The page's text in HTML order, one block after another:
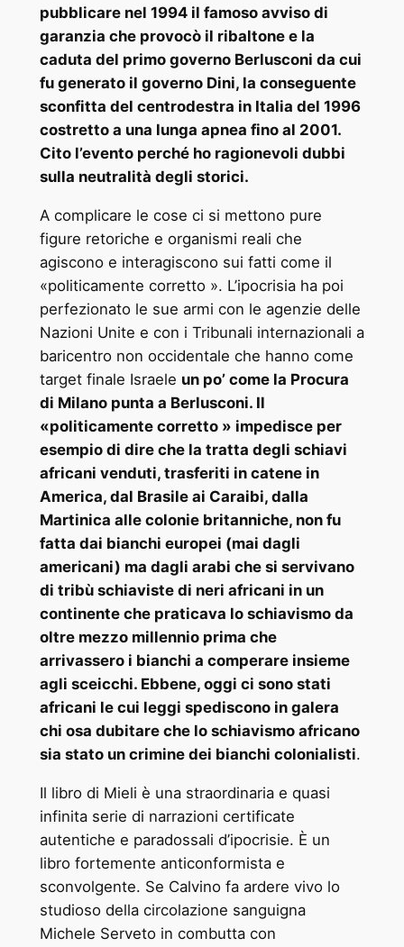
pubblicare nel 1994 il famoso avviso di
garanzia che provocò il ribaltone e la
caduta del primo governo Berlusconi da cui
fu generato il governo Dini, la conseguente
sconfitta del centrodestra in Italia del 1996
costretto a una lunga apnea fino al 2001.
Cito l’evento perché ho ragionevoli dubbi
sulla neutralità degli storici.
A complicare le cose ci si mettono pure
figure retoriche e organismi reali che
agiscono e interagiscono sui fatti come il
«politicamente corretto ». L’ipocrisia ha poi
perfezionato le sue armi con le agenzie delle
Nazioni Unite e con i Tribunali internazionali a
baricentro non occidentale che hanno come
target finale Israele un po’ come la Procura
di Milano punta a Berlusconi. Il
«politicamente corretto » impedisce per
esempio di dire che la tratta degli schiavi
africani venduti, trasferiti in catene in
America, dal Brasile ai Caraibi, dalla
Martinica alle colonie britanniche, non fu
fatta dai bianchi europei (mai dagli
americani) ma dagli arabi che si servivano
di tribù schiaviste di neri africani in un
continente che praticava lo schiavismo da
oltre mezzo millennio prima che
arrivassero i bianchi a comperare insieme
agli sceicchi. Ebbene, oggi ci sono stati
africani le cui leggi spediscono in galera
chi osa dubitare che lo schiavismo africano
sia stato un crimine dei bianchi colonialisti.
Il libro di Mieli è una straordinaria e quasi
infinita serie di narrazioni certificate
autentiche e paradossali d’ipocrisie. È un
libro fortemente anticonformista e
sconvolgente. Se Calvino fa ardere vivo lo
studioso della circolazione sanguigna
Michele Serveto in combutta con